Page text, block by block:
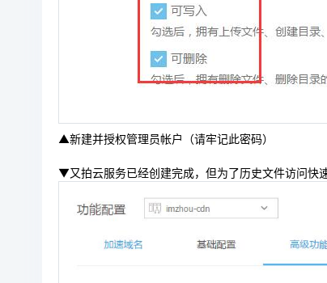
▲新建并授权管理员帐户（请牢记此密码）
▼又拍云服务已经创建完成，但为了历史文件访问快